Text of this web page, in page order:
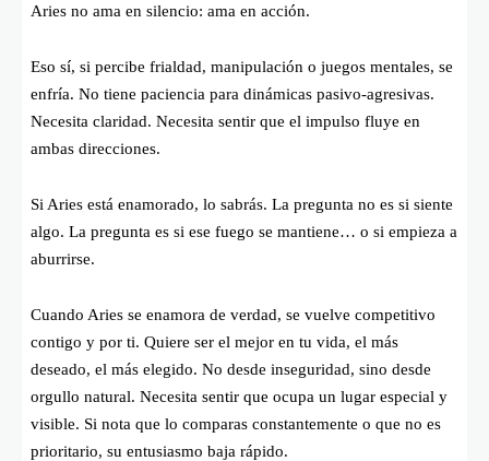
Aries no ama en silencio: ama en acción.
Eso sí, si percibe frialdad, manipulación o juegos mentales, se
enfría. No tiene paciencia para dinámicas pasivo-agresivas.
Necesita claridad. Necesita sentir que el impulso fluye en
ambas direcciones.
Si Aries está enamorado, lo sabrás. La pregunta no es si siente
algo. La pregunta es si ese fuego se mantiene… o si empieza a
aburrirse.
Cuando Aries se enamora de verdad, se vuelve competitivo
contigo y por ti. Quiere ser el mejor en tu vida, el más
deseado, el más elegido. No desde inseguridad, sino desde
orgullo natural. Necesita sentir que ocupa un lugar especial y
visible. Si nota que lo comparas constantemente o que no es
prioritario, su entusiasmo baja rápido.